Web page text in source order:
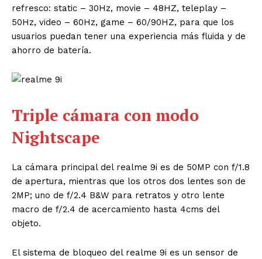
refresco: static – 30Hz, movie – 48HZ, teleplay –
50Hz, video – 60Hz, game – 60/90HZ, para que los
usuarios puedan tener una experiencia más fluida y de
ahorro de batería.
Triple cámara con modo
Nightscape
La cámara principal del realme 9i es de 50MP con f/1.8
de apertura, mientras que los otros dos lentes son de
2MP; uno de f/2.4 B&W para retratos y otro lente
macro de f/2.4 de acercamiento hasta 4cms del
objeto.
El sistema de bloqueo del realme 9i es un sensor de